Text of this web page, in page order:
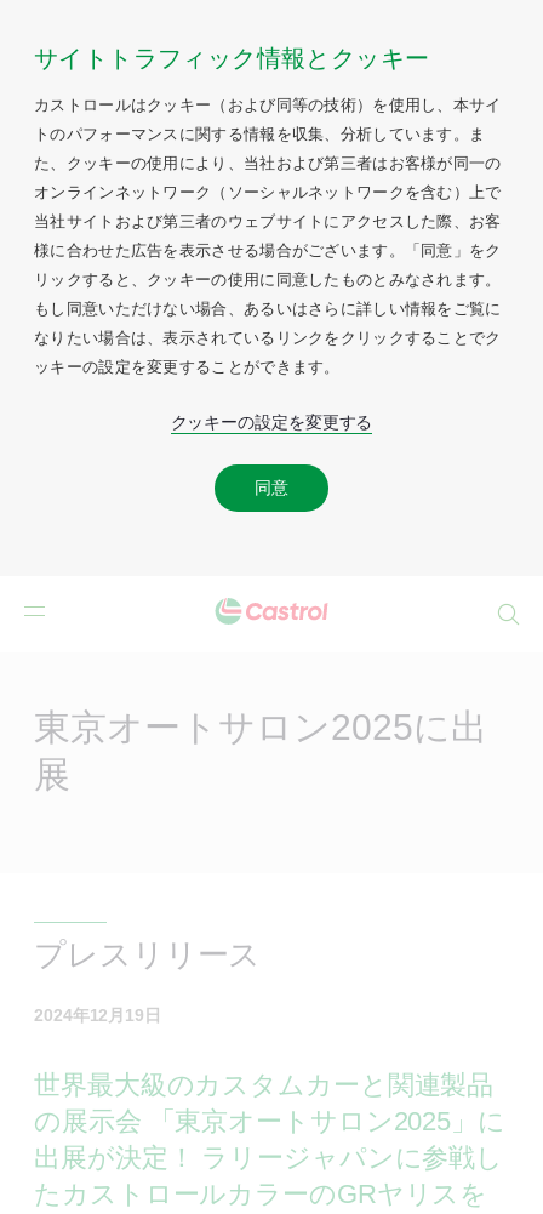
サイトトラフィック情報とクッキー
カストロールはクッキー（および同等の技術）を使用し、本サイ
トのパフォーマンスに関する情報を収集、分析しています。ま
た、クッキーの使用により、当社および第三者はお客様が同一の
オンラインネットワーク（ソーシャルネットワークを含む）上で
当社サイトおよび第三者のウェブサイトにアクセスした際、お客
様に合わせた広告を表示させる場合がございます。「同意」をク
リックすると、クッキーの使用に同意したものとみなされます。
もし同意いただけない場合、あるいはさらに詳しい情報をご覧に
なりたい場合は、表示されているリンクをクリックすることでク
ッキーの設定を変更することができます。
クッキーの設定を変更する
同意
東京オートサロン2025に出
展
プレスリリース
2024年12月19日
世界最大級のカスタムカーと関連製品
の展示会 「東京オートサロン2025」に
出展が決定！ ラリージャパンに参戦し
たカストロールカラーのGRヤリスを